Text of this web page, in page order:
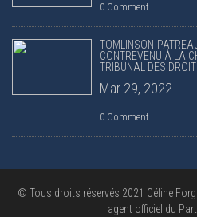
0 Comment
TOMLINSON-
CONTREVENU À LA
TRIBUNAL DES
Mar 29, 2022
0 Comment
© Tous droits réservés 2021 Céline
agent officiel du